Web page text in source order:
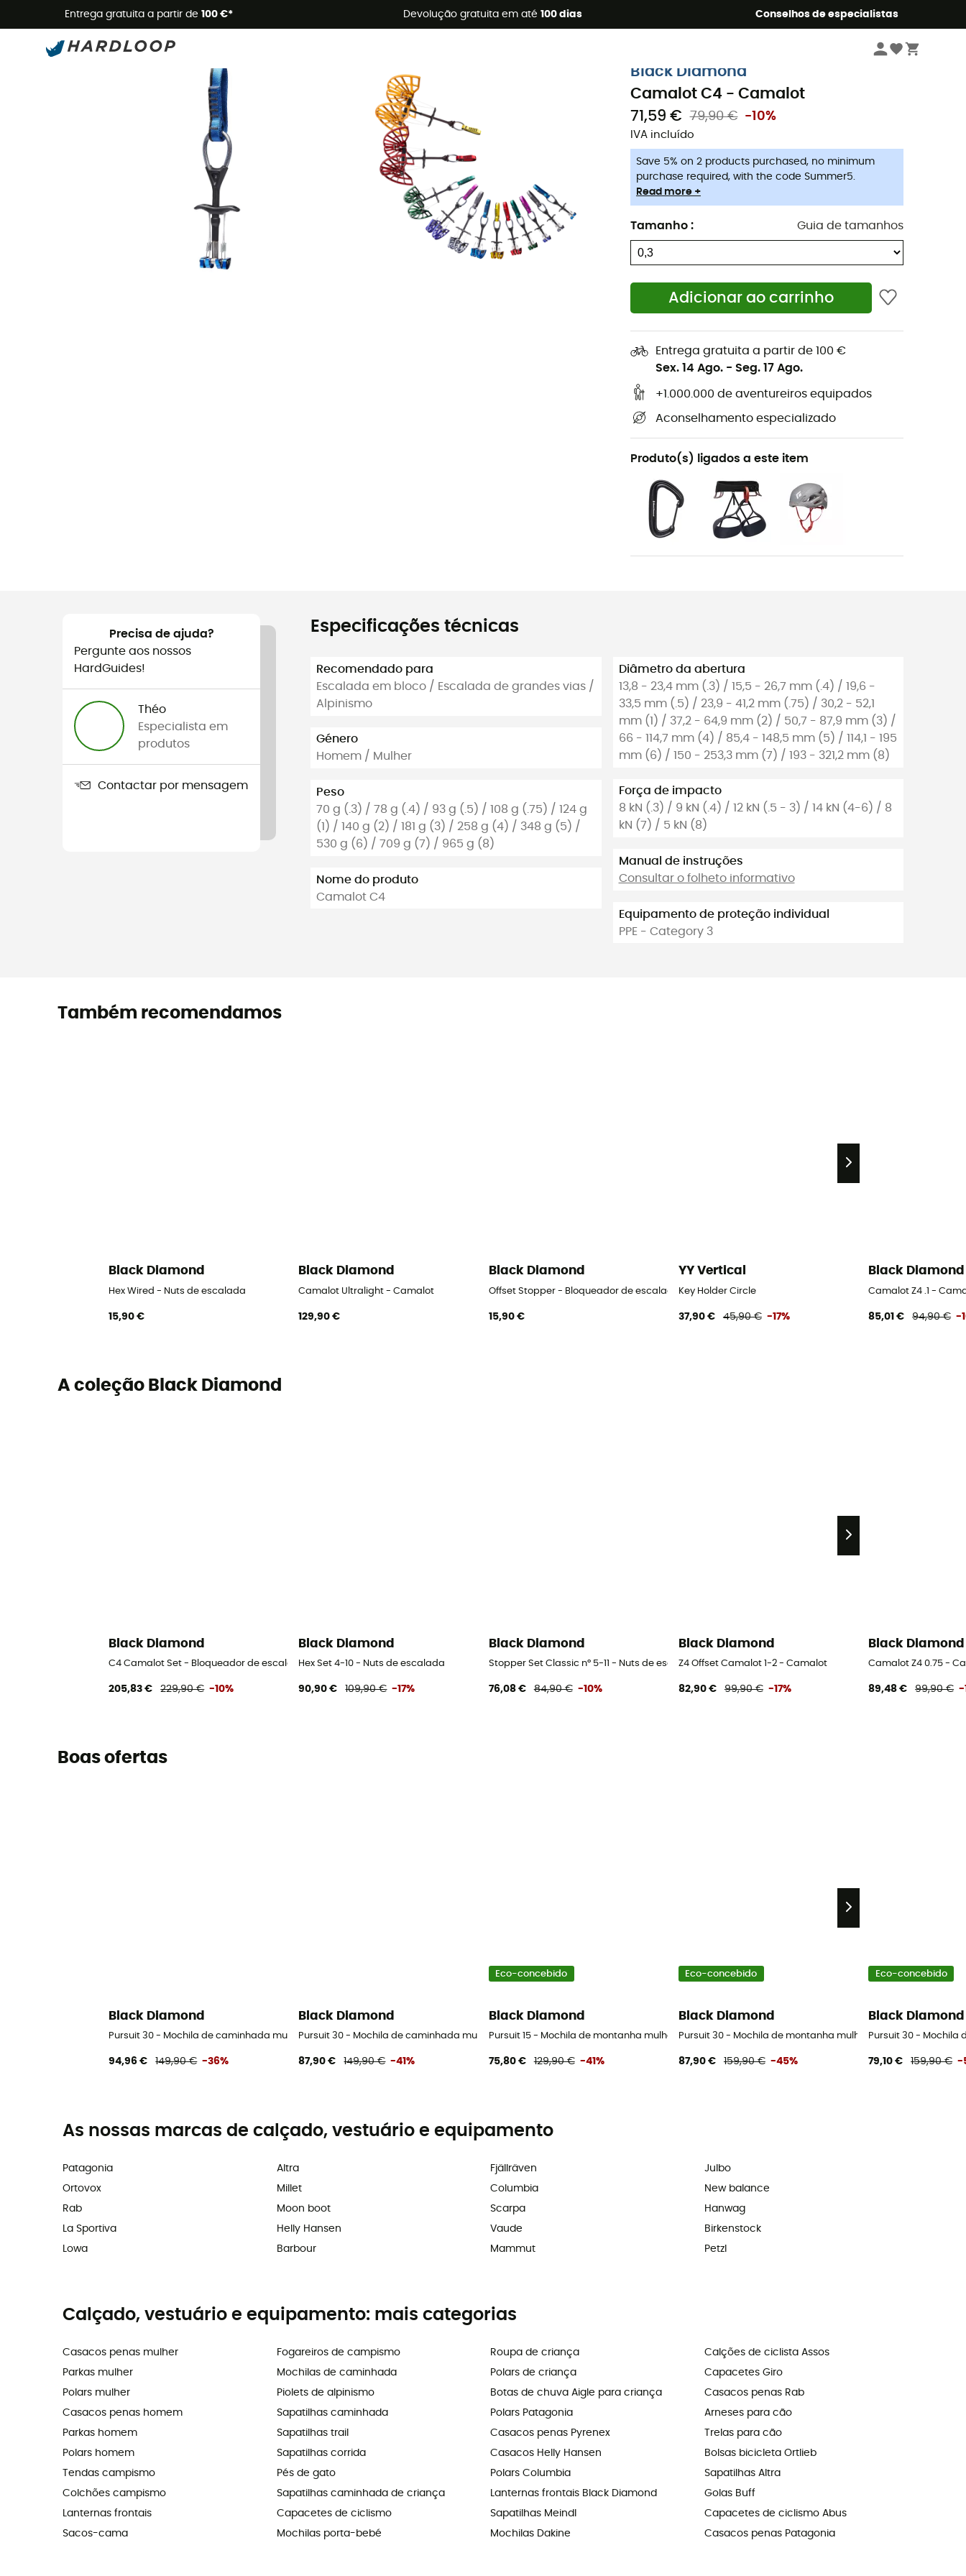
Entrega gratuita a partir de 100 €* Devolução gratuita em até 100 dias Conselhos de especialistas
Promoções de verão 🔥 -5% EXTRA a partir de 2 produtos* com o código Summer5
Black Diamond
Camalot C4 - Camalot
71,59 €
79,90 € -10%
IVA incluído
Save 5% on 2 products purchased, no minimum
purchase required, with the code Summer5.
Read more +
Tamanho : Guia de tamanhos
Adicionar ao carrinho
Entrega gratuita a partir de 100 €
Sex. 14 Ago. - Seg. 17 Ago.
+1.000.000 de aventureiros equipados
Aconselhamento especializado
Produto(s) ligados a este item
Precisa de ajuda?
Pergunte aos nossos
HardGuides!
Théo
Especialista em
produtos
Contactar por mensagem
Especificações técnicas
Recomendado para
Escalada em bloco / Escalada de grandes vias /
Alpinismo
Género
Homem / Mulher
Peso
70 g (.3) / 78 g (.4) / 93 g (.5) / 108 g (.75) / 124 g
(1) / 140 g (2) / 181 g (3) / 258 g (4) / 348 g (5) /
530 g (6) / 709 g (7) / 965 g (8)
Nome do produto
Camalot C4
Diâmetro da abertura
13,8 - 23,4 mm (.3) / 15,5 - 26,7 mm (.4) / 19,6 -
33,5 mm (.5) / 23,9 - 41,2 mm (.75) / 30,2 - 52,1
mm (1) / 37,2 - 64,9 mm (2) / 50,7 - 87,9 mm (3) /
66 - 114,7 mm (4) / 85,4 - 148,5 mm (5) / 114,1 - 195
mm (6) / 150 - 253,3 mm (7) / 193 - 321,2 mm (8)
Força de impacto
8 kN (.3) / 9 kN (.4) / 12 kN (.5 - 3) / 14 kN (4-6) / 8
kN (7) / 5 kN (8)
Manual de instruções
Consultar o folheto informativo
Equipamento de proteção individual
PPE - Category 3
Também recomendamos
Black Diamond
Hex Wired - Nuts de escalada
15,90 €
Black Diamond
Camalot Ultralight - Camalot
129,90 €
Black Diamond
Offset Stopper - Bloqueador de escalada
15,90 €
YY Vertical
Key Holder Circle
37,90 € 45,90 € -17%
Black Diamond
Camalot Z4 .1 -
85,01 € 94,90 € -
A coleção Black Diamond
Black Diamond
C4 Camalot Set - Bloqueador de escalada
205,83 € 229,90 € -10%
Black Diamond
Hex Set 4-10 - Nuts de escalada
90,90 € 109,90 € -17%
Black Diamond
Stopper Set Classic n° 5-11 - Nuts de escalada
76,08 € 84,90 € -10%
Black Diamond
Z4 Offset Camalot 1-2 - Camalot
82,90 € 99,90 € -17%
Black Diamond
Camalot Z4 0.75 -
89,48 € 99,90 € -
Boas ofertas
Black Diamond
Pursuit 30 - Mochila de caminhada mulher
94,96 € 149,90 € -36%
Black Diamond
Pursuit 30 - Mochila de caminhada mulher
87,90 € 149,90 € -41%
Eco-concebido
Black Diamond
Pursuit 15 - Mochila de montanha mulher
75,80 € 129,90 € -41%
Eco-concebido
Black Diamond
Pursuit 30 - Mochila de montanha mulher
87,90 € 159,90 € -45%
Eco-concebido
Black Diamond
Pursuit 30 - Mochila
79,10 € 159,90 € -
As nossas marcas de calçado, vestuário e equipamento
Patagonia
Ortovox
Rab
La Sportiva
Lowa
Altra
Millet
Moon boot
Helly Hansen
Barbour
Fjällräven
Columbia
Scarpa
Vaude
Mammut
Julbo
New balance
Hanwag
Birkenstock
Petzl
Calçado, vestuário e equipamento: mais categorias
Casacos penas mulher
Parkas mulher
Polars mulher
Casacos penas homem
Parkas homem
Polars homem
Tendas campismo
Colchões campismo
Lanternas frontais
Sacos-cama
Fogareiros de campismo
Mochilas de caminhada
Piolets de alpinismo
Sapatilhas caminhada
Sapatilhas trail
Sapatilhas corrida
Pés de gato
Sapatilhas caminhada de criança
Capacetes de ciclismo
Mochilas porta-bebé
Roupa de criança
Polars de criança
Botas de chuva Aigle para criança
Polars Patagonia
Casacos penas Pyrenex
Casacos Helly Hansen
Polars Columbia
Lanternas frontais Black Diamond
Sapatilhas Meindl
Mochilas Dakine
Calções de ciclista Assos
Capacetes Giro
Casacos penas Rab
Arneses para cão
Trelas para cão
Bolsas bicicleta Ortlieb
Sapatilhas Altra
Golas Buff
Capacetes de ciclismo Abus
Casacos penas Patagonia